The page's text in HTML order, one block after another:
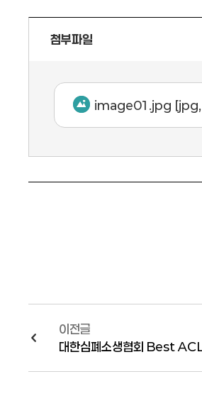
첨부파일
image01.jpg
이전글
대한심폐소생협회 Best